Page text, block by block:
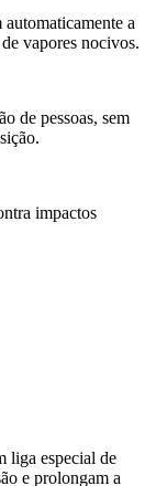
a
vapores nocivos.
de pessoas, sem
impactos
liga especial de
e prolongam a